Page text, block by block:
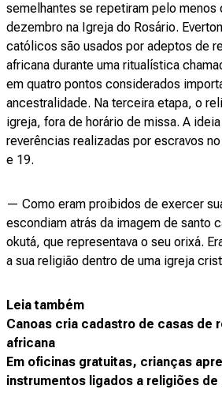
semelhantes se repetiram pelo menos
dezembro na Igreja do Rosário.
católicos são usados por adeptos de
africana durante uma ritualística
em quatro pontos considerados
ancestralidade. Na terceira etapa, o
igreja, fora de horário de missa. A
reverências realizadas por escravos
e 19.
— Como eram proibidos de exercer
escondiam atrás da imagem de santo
okutá, que representava o seu orixá.
a sua religião dentro de uma igreja
Leia também
Canoas cria cadastro de casas de
africana
Em oficinas gratuitas, crianças
instrumentos ligados a religiões